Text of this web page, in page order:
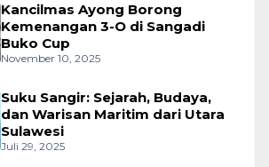
Kancilmas Ayong Borong
Kemenangan 3-O di Sangadi
Buko Cup
November 10, 2025
Suku Sangir: Sejarah, Budaya,
dan Warisan Maritim dari Utara
Sulawesi
Juli 29, 2025